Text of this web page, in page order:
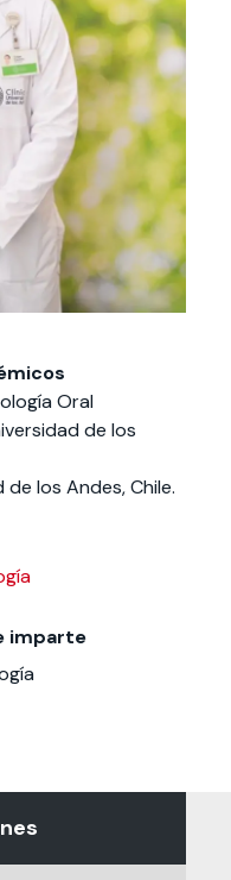
Facultades
y Donaciones
Noticias
estudiantiles
Oral
de los
de los Andes, Chile.
imparte